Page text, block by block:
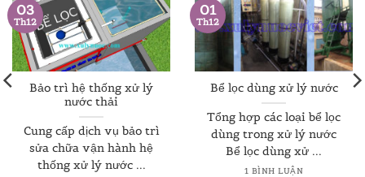
Bảo trì hệ thống xử lý
nước thải
Cung cấp dịch vụ bảo trì
sửa chữa vận hành hệ
thống xử lý nước ...
03
Th12
Bể lọc dùng xử lý nước
Tổng hợp các loại bể lọc
dùng trong xử lý nước
Bể lọc dùng xử ...
1 BÌNH LUẬN
01
Th12